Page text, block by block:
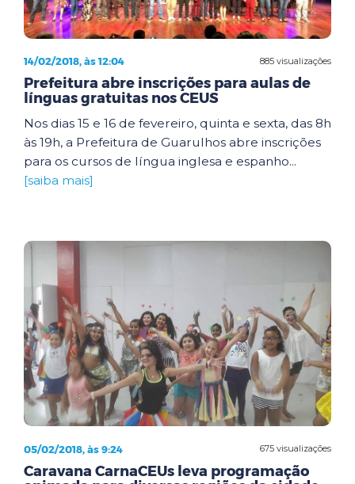
885 visualizações
14/02/2018, às 12:04
Prefeitura abre inscrições para aulas de
línguas gratuitas nos CEUS
Nos dias 15 e 16 de fevereiro, quinta e sexta, das 8h
às 19h, a Prefeitura de Guarulhos abre inscrições
para os cursos de língua inglesa e espanho...
[saiba mais]
675 visualizações
05/02/2018, às 9:24
Caravana CarnaCEUs leva programação